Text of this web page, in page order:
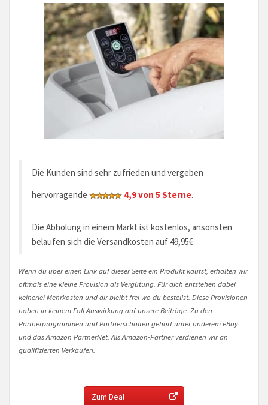
Die Kunden sind sehr zufrieden und vergeben
hervorragende
4,9 von 5 Sterne.
Die Abholung in einem Markt ist kostenlos, ansonsten
belaufen sich die Versandkosten auf 49,95€
Wenn du über einen Link auf dieser Seite ein Produkt kaufst, erhalten wir
oftmals eine kleine Provision als Vergütung. Für dich entstehen dabei
keinerlei Mehrkosten und dir bleibt frei wo du bestellst. Diese Provisionen
haben in keinem Fall Auswirkung auf unsere Beiträge. Zu den
Partnerprogrammen und Partnerschaften gehört unter anderem eBay
und das Amazon PartnerNet. Als Amazon-Partner verdienen wir an
qualifizierten Verkäufen.
Zum Deal